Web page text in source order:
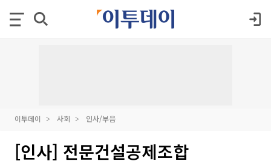
이투데이 사회 인사/부음
[인사] 전문건설공제조합